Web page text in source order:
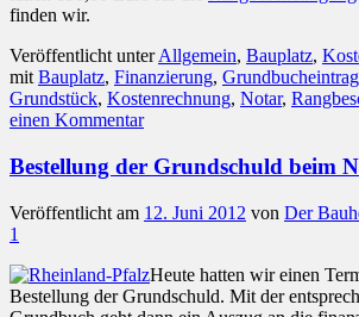
finden wir.
Veröffentlicht unter Allgemein, Bauplatz,
mit Bauplatz, Finanzierung, Grundbucheintrag
Grundstück, Kostenrechnung, Notar,
einen Kommentar
Bestellung der Grundschuld beim
Veröffentlicht am 12. Juni 2012 von Der
1
Heute hatten wir einen
Bestellung der Grundschuld. Mit der